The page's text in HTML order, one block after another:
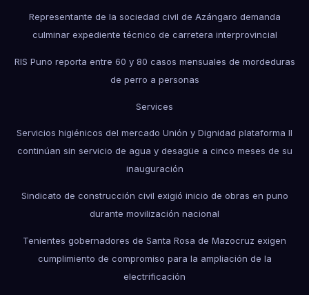
Representante de la sociedad civil de Azángaro demanda
culminar expediente técnico de carretera interprovincial
RIS Puno reporta entre 60 y 80 casos mensuales de mordeduras
de perro a personas
Services
Servicios higiénicos del mercado Unión y Dignidad plataforma II
continúan sin servicio de agua y desagüe a cinco meses de su
inauguración
Sindicato de construcción civil exigió inicio de obras en puno
durante movilización nacional
Tenientes gobernadores de Santa Rosa de Mazocruz exigen
cumplimiento de compromiso para la ampliación de la
electrificación